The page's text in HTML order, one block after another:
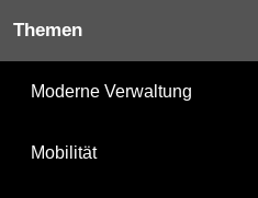
Themen
Moderne Verwaltung
Mobilität